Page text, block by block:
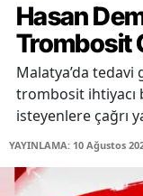
Hasan
Trombosit
Malatya’da tedavi
trombosit ihtiyacı
isteyenlere çağrı
YAYINLAMA: 10 Ağustos